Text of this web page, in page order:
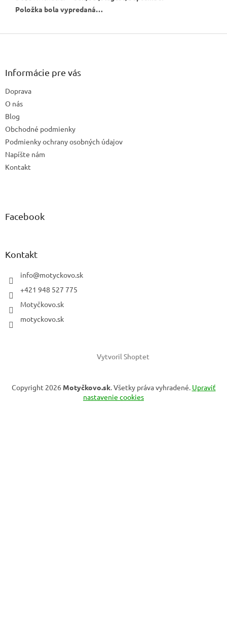
Položka bola vypredaná…
Z
Informácie pre vás
Doprava
O nás
Blog
Obchodné podmienky
Podmienky ochrany osobných údajov
Napíšte nám
Kontakt
Facebook
Kontakt
info@motyckovo.sk
+421 948 527 775
Motyčkovo.sk
motyckovo.sk
Vytvoril Shoptet
Copyright 2026 Motyčkovo.sk. Všetky práva vyhradené. Upraviť
nastavenie cookies